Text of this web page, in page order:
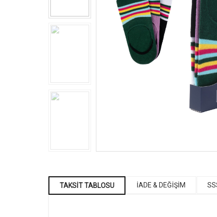
TAKSİT TABLOSU İADE & DEĞİŞİM